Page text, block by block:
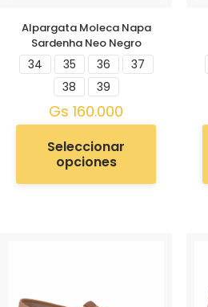
Alpargata Moleca Napa
Sardenha Neo Negro
34 35 36
37
38
39
Gs 160.000
Seleccionar
opciones